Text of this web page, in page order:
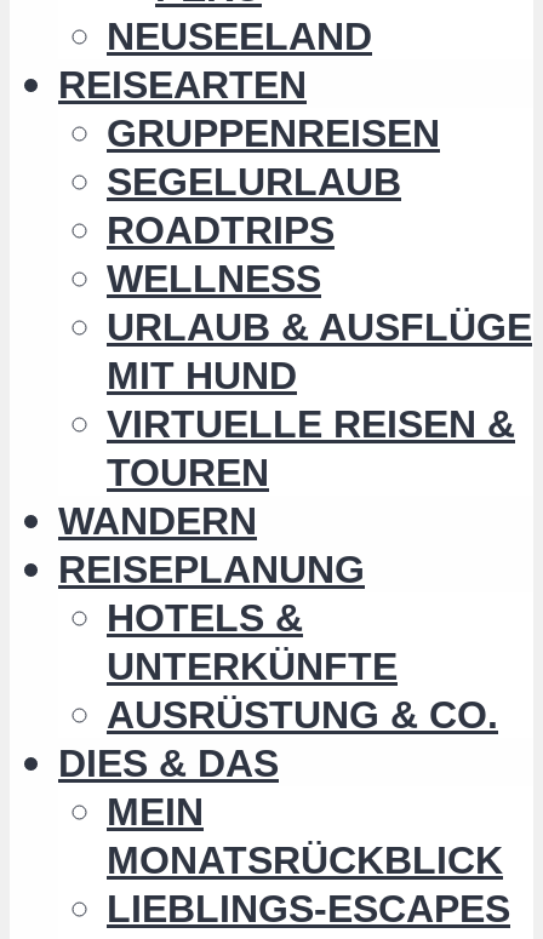
NEUSEELAND
REISEARTEN
GRUPPENREISEN
SEGELURLAUB
ROADTRIPS
WELLNESS
URLAUB & AUSFLÜGE
MIT HUND
VIRTUELLE REISEN &
TOUREN
WANDERN
REISEPLANUNG
HOTELS &
UNTERKÜNFTE
AUSRÜSTUNG & CO.
DIES & DAS
MEIN
MONATSRÜCKBLICK
LIEBLINGS-ESCAPES